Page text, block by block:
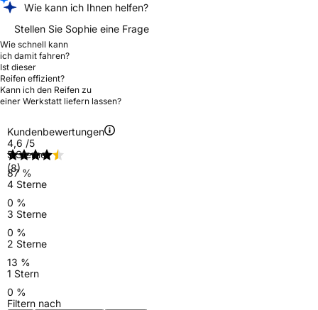
Wie kann ich Ihnen helfen?
Stellen Sie Sophie eine Frage
Wie schnell kann
ich damit fahren?
Ist dieser
Reifen effizient?
Kann ich den Reifen zu
einer Werkstatt liefern lassen?
Kundenbewertungen
4,6 /5
(8)
5 Sterne
87 %
4 Sterne
0 %
3 Sterne
0 %
2 Sterne
13 %
1 Stern
0 %
Filtern nach